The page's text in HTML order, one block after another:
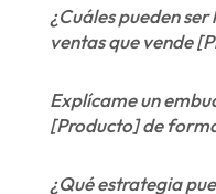
¿Cuáles pueden
ventas que vende
Explícame un
[Producto] de
¿Qué estrategia